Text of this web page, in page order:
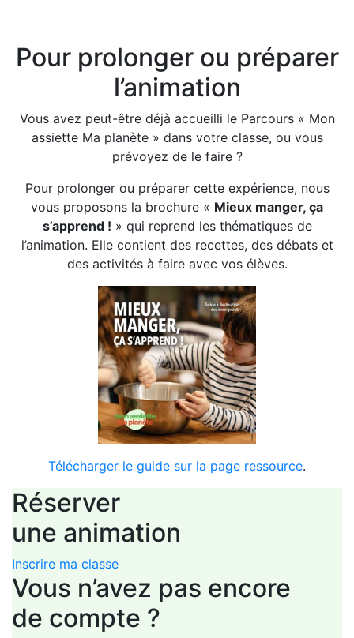
Pour prolonger ou préparer
l’animation
Vous avez peut-être déjà accueilli le Parcours « Mon
assiette Ma planète » dans votre classe, ou vous
prévoyez de le faire ?
Pour prolonger ou préparer cette expérience, nous
vous proposons la brochure « Mieux manger, ça
s’apprend ! » qui reprend les thématiques de
l’animation. Elle contient des recettes, des débats et
des activités à faire avec vos élèves.
Télécharger le guide sur la page ressource.
Réserver
une animation
Inscrire ma classe
Vous n’avez pas encore
de compte ?